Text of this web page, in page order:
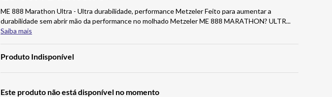
ME 888 Marathon Ultra - Ultra durabilidade, performance Metzeler Feito para aumentar a
durabilidade sem abrir mão da performance no molhado Metzeler ME 888 MARATHON? ULTR...
Saiba mais
Produto Indisponível
Este produto não está disponível no momento